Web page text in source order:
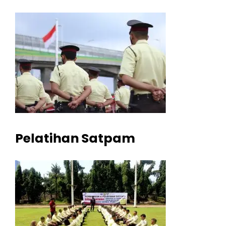
Pelatihan Satpam